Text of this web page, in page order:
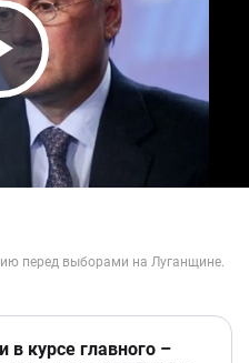
Video
в курсе главного –